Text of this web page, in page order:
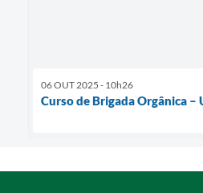
06 OUT 2025 - 10h26
Curso de Brigada Orgânica –